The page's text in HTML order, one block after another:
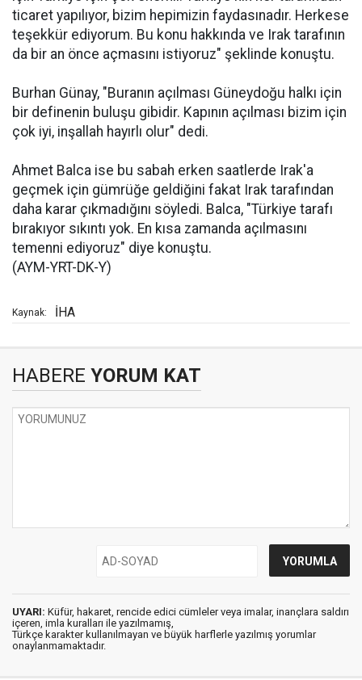
ticaret yapılıyor, bizim hepimizin faydasınadır. Herkese
teşekkür ediyorum. Bu konu hakkında ve Irak tarafının
da bir an önce açmasını istiyoruz" şeklinde konuştu.
Burhan Günay, "Buranın açılması Güneydoğu halkı için
bir definenin buluşu gibidir. Kapının açılması bizim için
çok iyi, inşallah hayırlı olur" dedi.
Ahmet Balca ise bu sabah erken saatlerde Irak'a
geçmek için gümrüğe geldiğini fakat Irak tarafından
daha karar çıkmadığını söyledi. Balca, "Türkiye tarafı
bırakıyor sıkıntı yok. En kısa zamanda açılmasını
temenni ediyoruz" diye konuştu.
(AYM-YRT-DK-Y)
Kaynak: İHA
HABERE YORUM KAT
UYARI: Küfür, hakaret, rencide edici cümleler veya imalar, inançlara saldırı
içeren, imla kuralları ile yazılmamış,
Türkçe karakter kullanılmayan ve büyük harflerle yazılmış yorumlar
onaylanmamaktadır.